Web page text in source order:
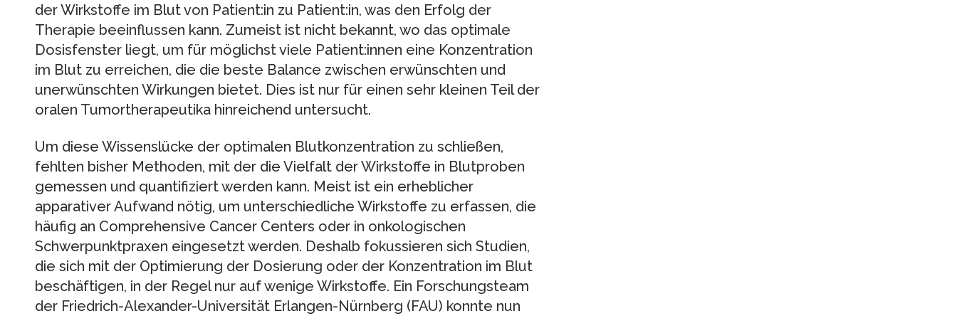
der Wirkstoffe im Blut von Patient:in zu Patient:in, was den Erfolg der
Therapie beeinflussen kann. Zumeist ist nicht bekannt, wo das optimale
Dosisfenster liegt, um für möglichst viele Patient:innen eine Konzentration
im Blut zu erreichen, die die beste Balance zwischen erwünschten und
unerwünschten Wirkungen bietet. Dies ist nur für einen sehr kleinen Teil der
oralen Tumortherapeutika hinreichend untersucht.
Um diese Wissenslücke der optimalen Blutkonzentration zu schließen,
fehlten bisher Methoden, mit der die Vielfalt der Wirkstoffe in Blutproben
gemessen und quantifiziert werden kann. Meist ist ein erheblicher
apparativer Aufwand nötig, um unterschiedliche Wirkstoffe zu erfassen, die
häufig an Comprehensive Cancer Centers oder in onkologischen
Schwerpunktpraxen eingesetzt werden. Deshalb fokussieren sich Studien,
die sich mit der Optimierung der Dosierung oder der Konzentration im Blut
beschäftigen, in der Regel nur auf wenige Wirkstoffe. Ein Forschungsteam
der Friedrich-Alexander-Universität Erlangen-Nürnberg (FAU) konnte nun